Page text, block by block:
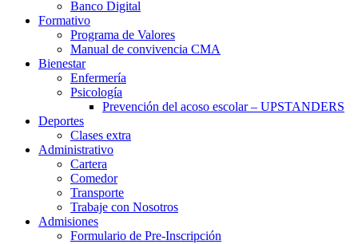
Banco Digital
Formativo
Programa de Valores
Manual de convivencia CMA
Bienestar
Enfermería
Psicología
Prevención del acoso escolar – UPSTANDERS
Deportes
Clases extra
Administrativo
Cartera
Comedor
Transporte
Trabaje con Nosotros
Admisiones
Formulario de Pre-Inscripción